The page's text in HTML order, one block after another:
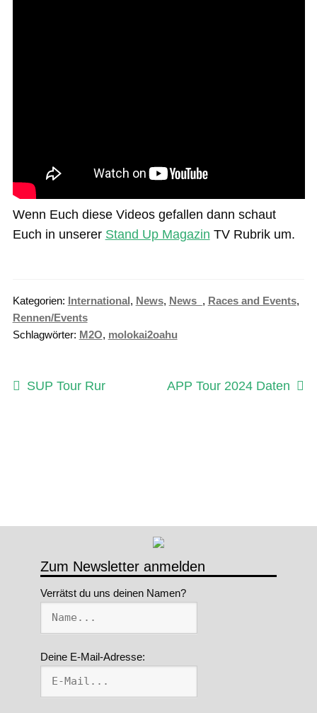
Zum Newsletter anmelden
Verrätst du uns deinen Namen?
Deine E-Mail-Adresse:
Wenn Euch diese Videos gefallen dann schaut
Euch in unserer Stand Up Magazin TV Rubrik um.
Kategorien: International, News, News_ , Races and Events,
Rennen/Events
Schlagwörter: M2O, molokai2oahu
Beitragsnavigation
Vorheriger
SUP Tour Rur
Nächster
APP Tour 2024 Daten